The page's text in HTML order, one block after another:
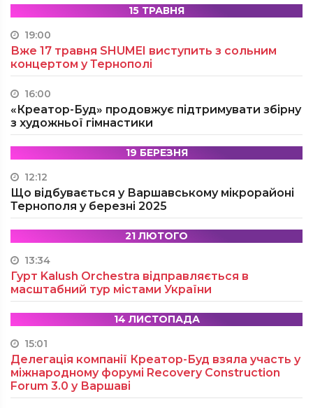
15 ТРАВНЯ
19:00
Вже 17 травня SHUMEI виступить з сольним
концертом у Тернополі
16:00
«Креатор-Буд» продовжує підтримувати збірну
з художньої гімнастики
19 БЕРЕЗНЯ
12:12
Що відбувається у Варшавському мікрорайоні
Тернополя у березні 2025
21 ЛЮТОГО
13:34
Гурт Kalush Orchestra відправляється в
масштабний тур містами України
14 ЛИСТОПАДА
15:01
Делегація компанії Креатор-Буд взяла участь у
міжнародному форумі Recovery Construction
Forum 3.0 у Варшаві